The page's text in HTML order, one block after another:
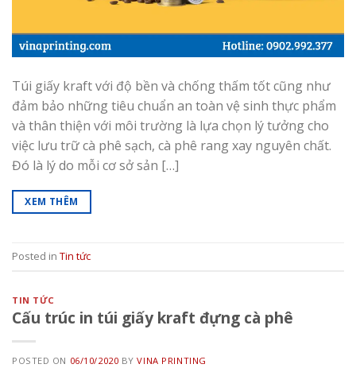
Túi giấy kraft với độ bền và chống thấm tốt cũng như
đảm bảo những tiêu chuẩn an toàn vệ sinh thực phẩm
và thân thiện với môi trường là lựa chọn lý tưởng cho
việc lưu trữ cà phê sạch, cà phê rang xay nguyên chất.
Đó là lý do mỗi cơ sở sản […]
XEM THÊM
Posted in Tin tức
TIN TỨC
Cấu trúc in túi giấy kraft đựng cà phê
POSTED ON 06/10/2020 BYVINA PRINTING